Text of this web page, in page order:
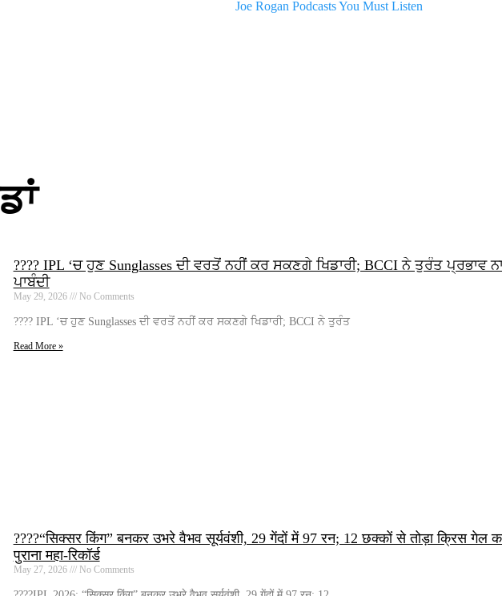
???? IPL ‘ਚ ਹੁਣ Sunglasses ਦੀ ਵਰਤੋਂ ਨਹੀਂ ਕਰ ਸਕਣਗੇ ਖਿਡਾਰੀ; BCCI ਨੇ ਤੁਰੰਤ ਪ੍ਰਭਾਵ
ਪਾਬੰਦੀ
May 29, 2026 No Comments
???? IPL ‘ਚ ਹੁਣ Sunglasses ਦੀ ਵਰਤੋਂ ਨਹੀਂ ਕਰ ਸਕਣਗੇ ਖਿਡਾਰੀ; BCCI ਨੇ ਤੁਰੰਤ
Read More »
????“सिक्सर किंग” बनकर उभरे वैभव सूर्यवंशी, 29 गेंदों में 97 रन; 12 छक्कों से तोड़ा क्रिस गेल
पुराना महा-रिकॉर्ड
May 27, 2026 No Comments